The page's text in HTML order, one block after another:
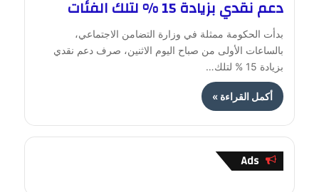
دعم نقدي بزيادة 15 % لتلك الفئات
بدأت الحكومة ممثلة في وزارة التضامن الاجتماعي،
بالساعات الأولى من صباح اليوم الاثنين، صرف دعم نقدي
بزيادة 15 % لتلك…
أكمل القراءة »
Ads